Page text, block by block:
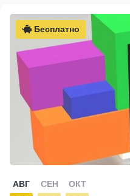
Бесплатно
АВГ СЕН ОКТ